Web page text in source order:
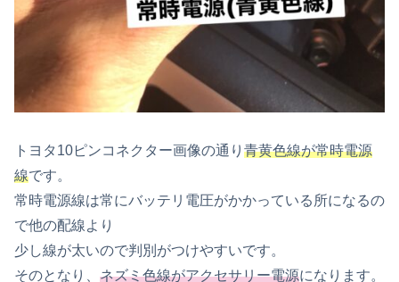
トヨタ10ピンコネクター画像の通り 青黄色線が常時電源
線です。
常時電源線は常にバッテリ電圧がかかっている所になるの
で他の配線より
少し線が太いので判別がつけやすいです。
そのとなり、 ネズミ色線がアクセサリー電源になります。